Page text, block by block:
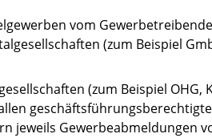
vom
(zum Beispiel
(zum Beispiel OHG,
jeweils Gewerbeabmeldungen